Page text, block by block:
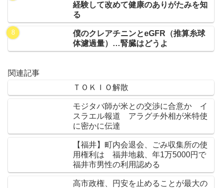
経験して改めて健康のありがたみを知
る
僕のクレアチニンとeGFR（推算糸球
体濾過量）…腎臓はどうよ
関連記事
ＴＯＫＩＯ解散
モジタバ師が米との交渉に合意か イ
スラエル報道 アラグチ外相が米特使
に密かに伝達
【福井】町内会退会、ごみ収集所の使
用権利は 福井地裁、年1万5000円で
福井市男性の利用認める
高市政権、円安を止めることが最大の